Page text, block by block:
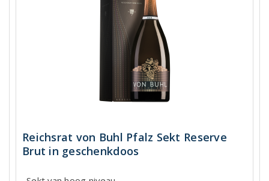
Reichsrat von Buhl Pfalz Sekt Reserve
Brut in geschenkdoos